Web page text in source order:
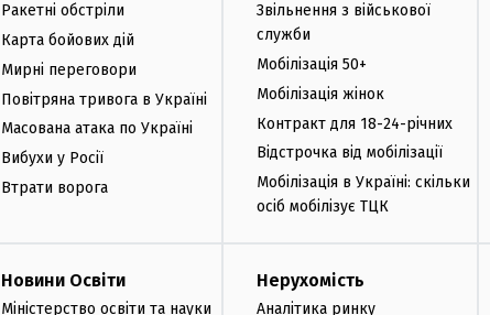
Ракетні обстріли
Карта бойових дій
Мирні переговори
Повітряна тривога в Україні
Масована атака по Україні
Вибухи у Росії
Втрати ворога
Звільнення з військової
служби
Мобілізація 50+
Мобілізація жінок
Контракт для 18-24-річних
Відстрочка від мобілізації
Мобілізація в Україні: скільки
осіб мобілізує ТЦК
Новини Освіти
Міністерство освіти та науки
Нерухомість
Аналітика ринку